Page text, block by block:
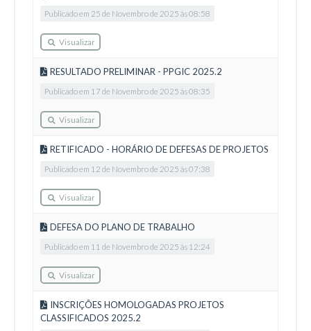
Publicado em 25 de Novembro de 2025 às 08:58
Visualizar
RESULTADO PRELIMINAR - PPGIC 2025.2
Publicado em 17 de Novembro de 2025 às 08:35
Visualizar
RETIFICADO - HORÁRIO DE DEFESAS DE PROJETOS
Publicado em 12 de Novembro de 2025 às 07:38
Visualizar
DEFESA DO PLANO DE TRABALHO
Publicado em 11 de Novembro de 2025 às 12:24
Visualizar
INSCRIÇÕES HOMOLOGADAS PROJETOS
CLASSIFICADOS 2025.2